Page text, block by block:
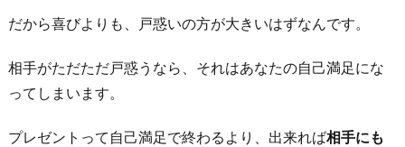
に
え
て
警
だから喜びよりも、戸惑いの方が大きいはずなんです。
相手がただただ戸惑うなら、それはあなたの自己満足にな
ってしまいます。
プレゼントって自己満足で終わるより、出来れば相手にも